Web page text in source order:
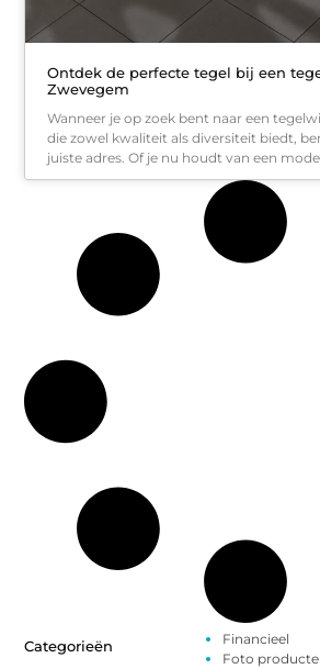
Ontdek de perfecte tegel bij een
Zwevegem
Wanneer je op zoek bent naar een
die zowel kwaliteit als diversiteit biedt,
juiste adres. Of je nu houdt van een
Categorieën
Financieel
Foto